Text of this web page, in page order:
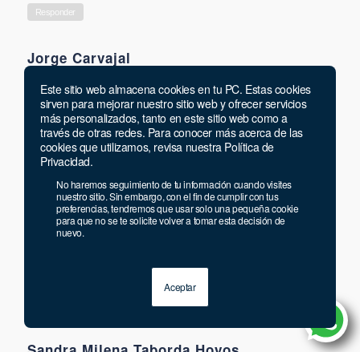
Este sitio web almacena cookies en tu PC. Estas cookies
sirven para mejorar nuestro sitio web y ofrecer servicios
más personalizados, tanto en este sitio web como a
través de otras redes. Para conocer más acerca de las
cookies que utilizamos, revisa nuestra Política de
Privacidad.
No haremos seguimiento de tu información cuando visites
nuestro sitio. Sin embargo, con el fin de cumplir con tus
preferencias, tendremos que usar solo una pequeña cookie
para que no se te solicite volver a tomar esta decisión de
nuevo.
Aceptar
Responder
Jorge Carvajal
Muy buena esta información de verdad por parte de esta
página
Responder
Ana barros
says:
12 julio, 2022 at 6:16 pm
oportunidad, quiero aprobar